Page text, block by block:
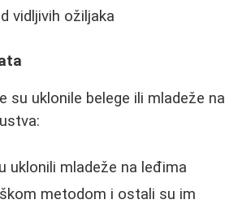
vidljivih ožiljaka
su uklonile belege ili mladeže na
uklonili mladeže na leđima
metodom i ostali su im